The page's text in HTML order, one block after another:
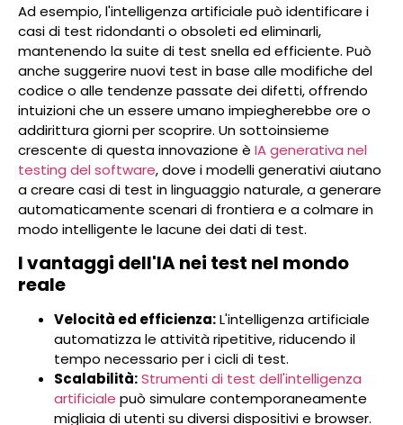
Ad esempio, l'intelligenza artificiale può identificare i
casi di test ridondanti o obsoleti ed eliminarli,
mantenendo la suite di test snella ed efficiente. Può
anche suggerire nuovi test in base alle modifiche del
codice o alle tendenze passate dei difetti, offrendo
intuizioni che un essere umano impiegherebbe ore o
addirittura giorni per scoprire. Un sottoinsieme
crescente di questa innovazione è IA generativa nel
testing del software, dove i modelli generativi aiutano
a creare casi di test in linguaggio naturale, a generare
automaticamente scenari di frontiera e a colmare in
modo intelligente le lacune dei dati di test.
I vantaggi dell'IA nei test nel mondo
reale
Velocità ed efficienza:L'intelligenza artificiale
automatizza le attività ripetitive, riducendo il
tempo necessario per i cicli di test.
Scalabilità:Strumenti di test dell'intelligenza
artificiale può simulare contemporaneamente
migliaia di utenti su diversi dispositivi e browser.